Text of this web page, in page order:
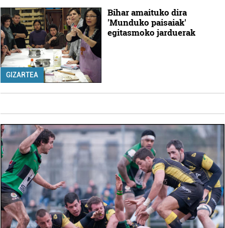
GIZARTEA
Bihar amaituko dira
'Munduko paisaiak'
egitasmoko jarduerak